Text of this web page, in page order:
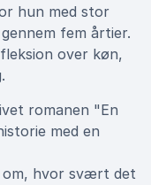
hun med stor
fem årtier.
over køn,
romanen "En
med en
om, hvor svært det